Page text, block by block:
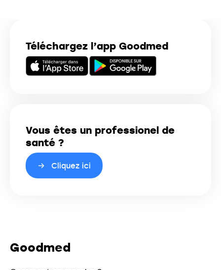
Téléchargez l’app Goodmed
Vous êtes un professionel de
santé ?
Cliquez ici
Goodmed